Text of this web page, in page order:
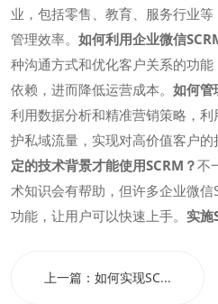
业，包括零售、教育、服务行业
管理效率。 如何利用企业微信
种沟通方式和优化客户关系的功
依赖，进而降低运营成本。 如何管
利用数据分析和精准营销策略，
护私域流量，实现对高价值客户的
定的技术背景才能使用SCRM？不
术知识会有帮助，但许多企业微
功能，让用户可以快速上手。 实施
上一篇： 如何实现SC...